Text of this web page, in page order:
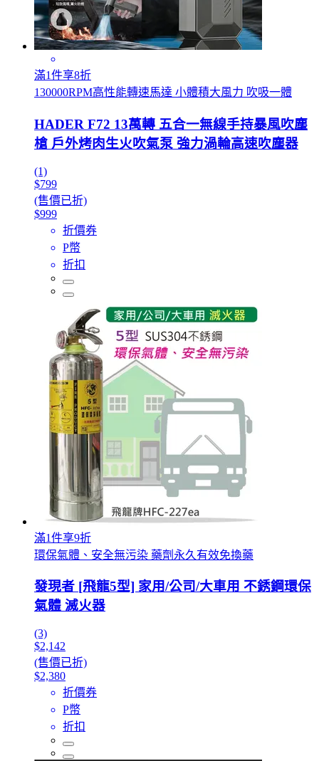
滿1件享8折
130000RPM高性能轉速馬達 小體積大風力 吹吸一體
HADER F72 13萬轉 五合一無線手持暴風吹塵
槍 戶外烤肉生火吹氣泵 強力渦輪高速吹塵器
(1)
$799
(售價已折)
$999
折價券
P幣
折扣
滿1件享9折
環保氣體、安全無污染 藥劑永久有效免換藥
發現者 [飛龍5型] 家用/公司/大車用 不銹鋼環保
氣體 滅火器
(3)
$2,142
(售價已折)
$2,380
折價券
P幣
折扣